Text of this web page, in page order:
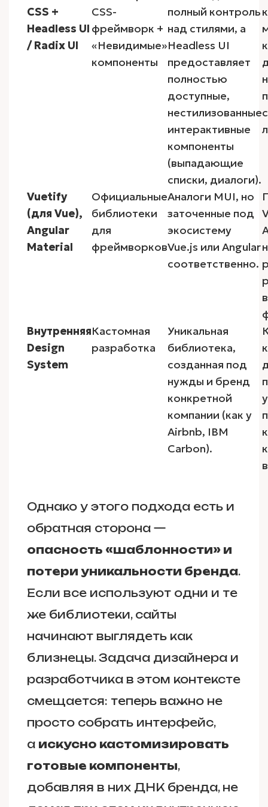
CSS +
Headless UI
/ Radix UI
CSS-
фреймворк +
«Невидимые»
компоненты
полный контроль
над стилями, а
Headless UI
предоставляет
полностью
доступные,
нестилизованные
интерактивные
компоненты
(выпадающие
списки, диалоги).
Vuetify
(для Vue),
Angular
Material
Официальные
библиотеки
для
фреймворков
Аналоги MUI, но
заточенные под
экосистему
Vue.js или Angular
соответственно.
Внутренняя
Design
System
Кастомная
разработка
Уникальная
библиотека,
созданная под
нужды и бренд
конкретной
компании (как у
Airbnb, IBM
Carbon).
Однако у этого подхода есть и
обратная сторона —
опасность «шаблонности» и
потери уникальности бренда.
Если все используют одни и те
же библиотеки, сайты
начинают выглядеть как
близнецы. Задача дизайнера и
разработчика в этом контексте
смещается: теперь важно не
просто собрать интерфейс,
а искусно кастомизировать
готовые компоненты,
добавляя в них ДНК бренда, не